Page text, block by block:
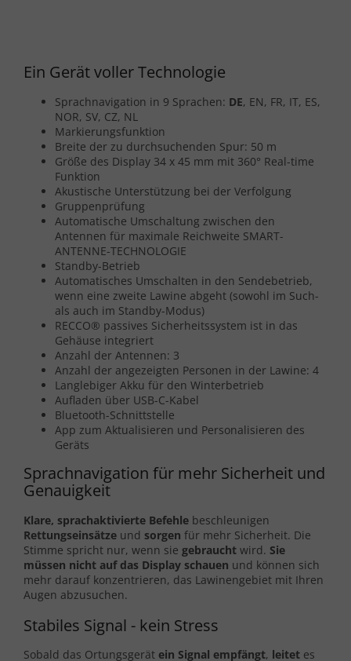
Ein Gerät voller Technologie
Sprachnavigation in 9 Sprachen: DE, EN, FR, IT, ES,
NOR, SV, CZ, NL
Markierungsfunktion
Breite der zu durchsuchenden Spur: 50 m
Größe des Display 34 x 45 mm mit 360° Real-time
Funktion
Akustische Unterstützung bei der Verfolgung
Gruppenprüfung
Automatische Umschaltung zwischen den
Antennen für maximale Reichweite SMART-
ANTENNE-TECHNOLOGIE
Standby-Betrieb
Automatisches Umschalten in den Sendebetrieb,
wenn eine zweite Lawine abgeht (sowohl im Such-
als auch im Standby-Modus)
RECCO® passives Sicherheitssystem ist in das
Gehäuse integriert
Anzahl der Antennen: 3
Anzahl der angezeigten Personen in der Lawine: 4
Langlebiger Akku für den Winterbetrieb
Aufladen über USB-C-Kabel
Bluetooth-Schnittstelle
App zum Aktualisieren und Personalisieren des
Geräts
Sprachnavigation für mehr Sicherheit und
Genauigkeit
Klare, sprachaktivierte Befehle beschleunigen
Rettungseinsätze und sorgen für mehr Sicherheit. Die
Stimme spricht nur, wenn sie gebraucht wird. Sie
müssen nicht auf das Display schauen und können sich
mehr darauf konzentrieren, das Lawinengebiet mit Ihren
Augen abzusuchen.
Stabiles Signal - kein Stress
Sobald das Ortungsgerät ein Signal empfängt, leitet es